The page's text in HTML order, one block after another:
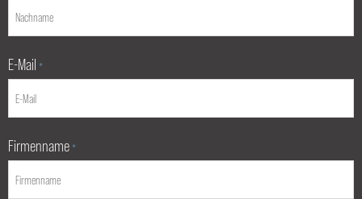
E-Mail *
Firmenname *